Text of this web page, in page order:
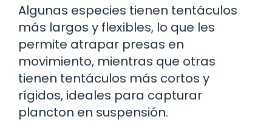
Algunas especies tienen tentáculos
más largos y flexibles, lo que les
permite atrapar presas en
movimiento, mientras que otras
tienen tentáculos más cortos y
rígidos, ideales para capturar
plancton en suspensión.